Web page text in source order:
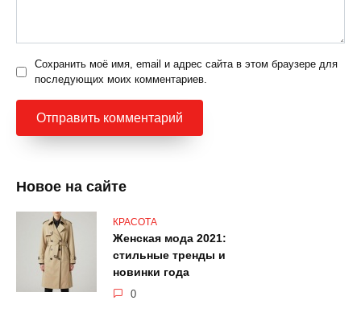
Сохранить моё имя, email и адрес сайта в этом браузере для
последующих моих комментариев.
Новое на сайте
КРАСОТА
Женская мода 2021:
стильные тренды и
новинки года
0